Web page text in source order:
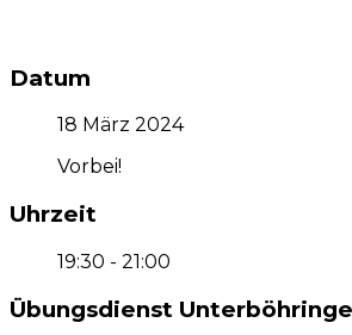
Datum
18 März 2024
Vorbei!
Uhrzeit
19:30 - 21:00
Übungsdienst